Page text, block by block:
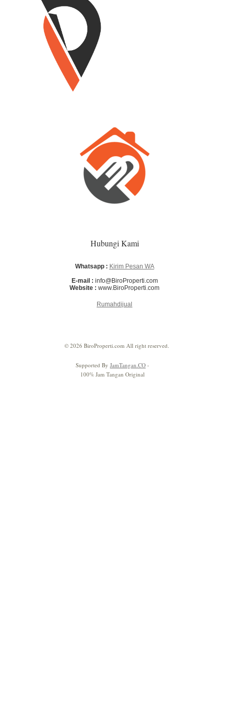
Hubungi Kami
Whatsapp : Kirim Pesan WA
E-mail : info@BiroProperti.com
Website : www.BiroProperti.com
Rumahdijual
© 2026 BiroProperti.com All right reserved.
Supported By JamTangan.CO -
100% Jam Tangan Original